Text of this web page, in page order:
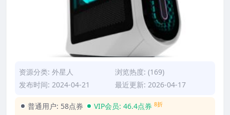
资源分类: 外星人
浏览热度: (169)
发布时间: 2024-04-21
最近更新: 2026-04-17
普通用户: 58点券 VIP会员: 46.4点券 8折